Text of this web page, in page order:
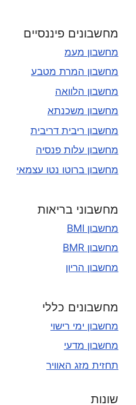
מחשבונים פיננסיים
מחשבון מעמ
מחשבון המרת מטבע
מחשבון הלוואה
מחשבון משכנתא
מחשבון ריבית דריבית
מחשבון עלות פנסיה
מחשבון ברוטו נטו עצמאי
מחשבוני בריאות
מחשבון BMI
מחשבון BMR
מחשבון הריון
מחשבונים כללי
מחשבון ימי רישוי
מחשבון מדעי
תחזית מזג האוויר
שונות